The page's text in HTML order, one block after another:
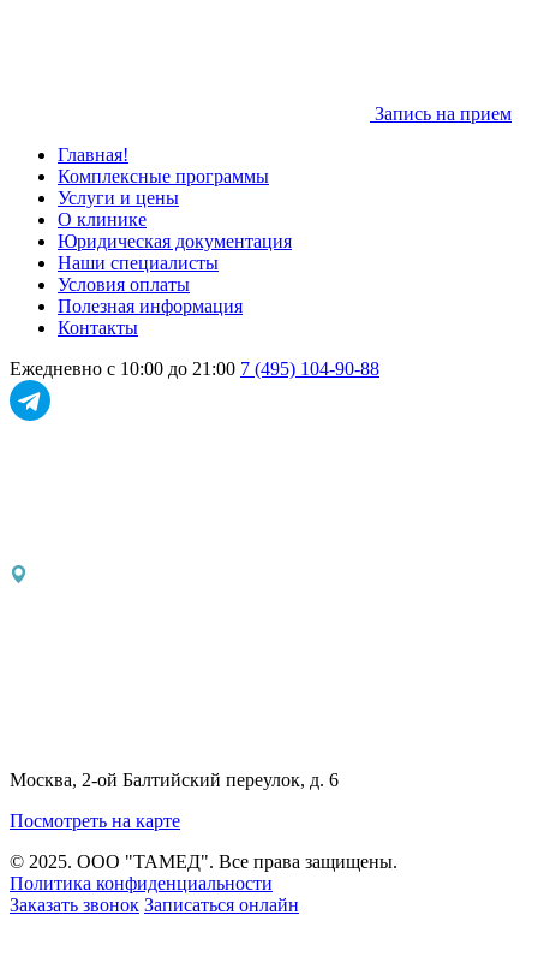
Запись на прием
Главная!
Комплексные программы
Услуги и цены
О клинике
Юридическая документация
Наши специалисты
Условия оплаты
Полезная информация
Контакты
Ежедневно с 10:00 до 21:00 7 (495) 104-90-88
Москва, 2-ой Балтийский переулок, д. 6
Посмотреть на карте
© 2025. ООО "ТАМЕД". Все права защищены.
Политика конфиденциальности
Заказать звонок Записаться онлайн